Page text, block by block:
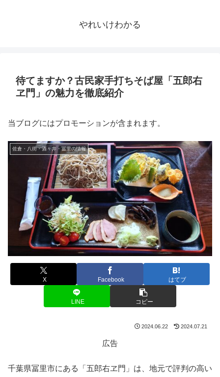
やれいけわかる
待てますか？古民家手打ちそば屋「五郎右
ヱ門」の魅力を徹底紹介
当ブログにはプロモーションが含まれます。
佐倉・八街・酒々井・冨里の情報
X Facebook はてブ
LINE コピー
2024.06.22 2024.07.21
広告
千葉県冨里市にある「五郎右ヱ門」は、地元で評判の高い